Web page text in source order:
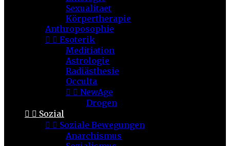
Sexualitaet
Körpertherapie
Anthroposophie
  Esoterik
Meditiation
Astrologie
Radiästhesie
Occulta
  NewAge
Drogen
  Sozial
  Soziale Bewegungen
Anarchismus